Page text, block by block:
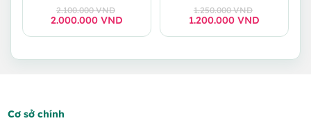
2.100.000VND
Giá
2.000.000 VND
Giá
1.250.000VND
Giá
1.200.000 VND
Giá
Cơ sở chính